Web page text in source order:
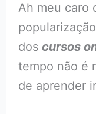
Ah meu caro
dos cursos
tempo não é
de aprender